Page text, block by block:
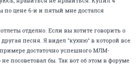
по цене 6-и и пятый мне достался
отделно. Если вы хотите говорить о
песня. Я видел "кухню" в которой все
достаточно успешного МЛМ-
посоветовал бы. Так вот об этом в форуме